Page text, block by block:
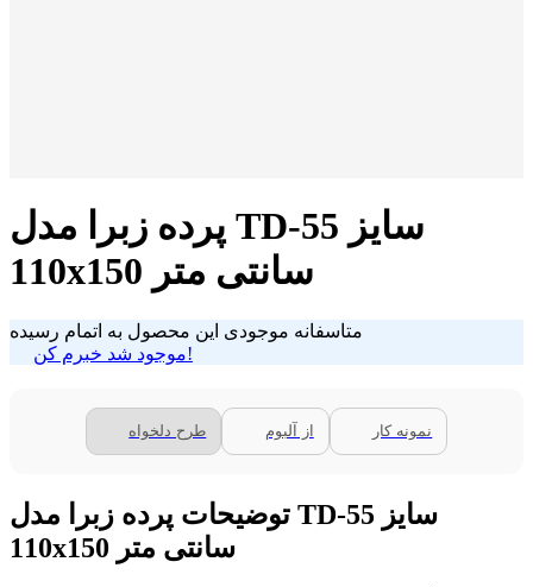
پرده زبرا مدل TD-55 سایز
110x150 سانتی متر
متاسفانه موجودی این محصول به اتمام رسیده
موجود شد خبرم کن!
طرح دلخواه از آلبوم نمونه کار
توضیحات پرده زبرا مدل TD-55 سایز
110x150 سانتی متر